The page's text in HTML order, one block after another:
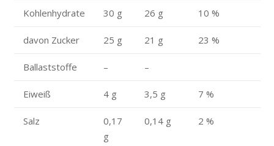
Kohlenhydrate 30 g 26 g 10 %
davon Zucker 25 g 21 g 23 %
Ballaststoffe – –
Eiweiß 4 g 3,5 g 7 %
Salz
0,17
g
0,14 g 2 %